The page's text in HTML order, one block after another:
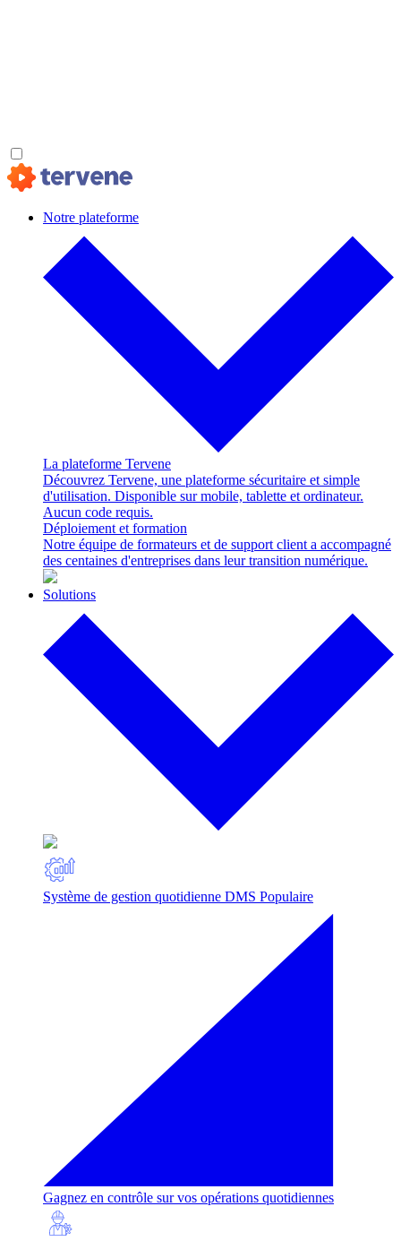
Notre plateforme
La plateforme Tervene
Découvrez Tervene, une plateforme sécuritaire et simple
d'utilisation. Disponible sur mobile, tablette et ordinateur.
Aucun code requis.
Déploiement et formation
Notre équipe de formateurs et de support client a accompagné
des centaines d'entreprises dans leur transition numérique.
Solutions
Système de gestion quotidienne DMS Populaire
Gagnez en contrôle sur vos opérations quotidiennes